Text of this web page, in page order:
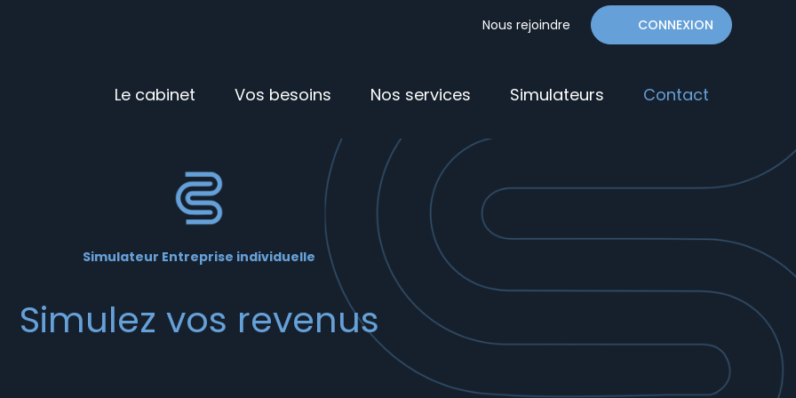
Nous rejoindre CONNEXION
Le cabinet Vos besoins Nos services Simulateurs Contact
Simulateur Entreprise individuelle
Simulez vos revenus